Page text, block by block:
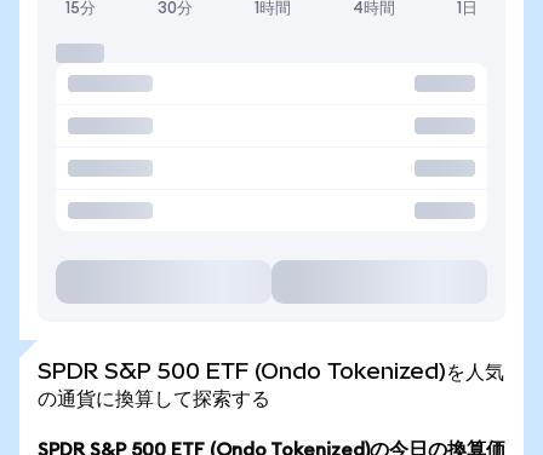
15分 30分 1時間 4時間 1日
SPDR S&P 500 ETF (Ondo Tokenized)を人気
の通貨に換算して探索する
SPDR S&P 500 ETF (Ondo Tokenized)の今日の換算価